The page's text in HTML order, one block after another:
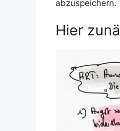
abzuspeichern.
Hier